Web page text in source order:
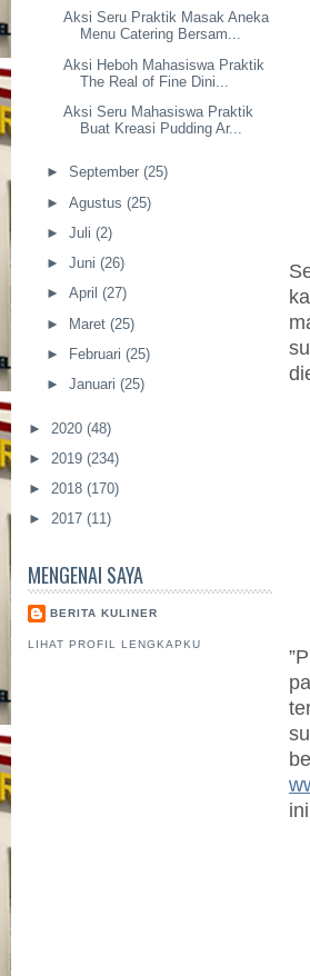
Aksi Seru Praktik Masak Aneka
Menu Catering Bersam...
Aksi Heboh Mahasiswa Praktik
The Real of Fine Dini...
Aksi Seru Mahasiswa Praktik
Buat Kreasi Pudding Ar...
► September (25)
► Agustus (25)
► Juli (2)
► Juni (26)
► April (27)
► Maret (25)
►
Februari (25)
► Januari (25)
► 2020 (48)
► 2019 (234)
► 2018 (170)
► 2017 (11)
MENGENAI SAYA
BERITA KULINER
LIHAT PROFIL LENGKAPKU